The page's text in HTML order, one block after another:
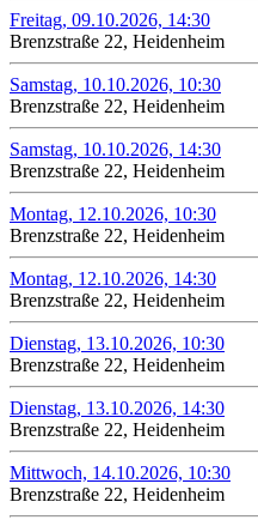
Freitag, 09.10.2026, 14:30
Brenzstraße 22, Heidenheim
Samstag, 10.10.2026, 10:30
Brenzstraße 22, Heidenheim
Samstag, 10.10.2026, 14:30
Brenzstraße 22, Heidenheim
Montag, 12.10.2026, 10:30
Brenzstraße 22, Heidenheim
Montag, 12.10.2026, 14:30
Brenzstraße 22, Heidenheim
Dienstag, 13.10.2026, 10:30
Brenzstraße 22, Heidenheim
Dienstag, 13.10.2026, 14:30
Brenzstraße 22, Heidenheim
Mittwoch, 14.10.2026, 10:30
Brenzstraße 22, Heidenheim